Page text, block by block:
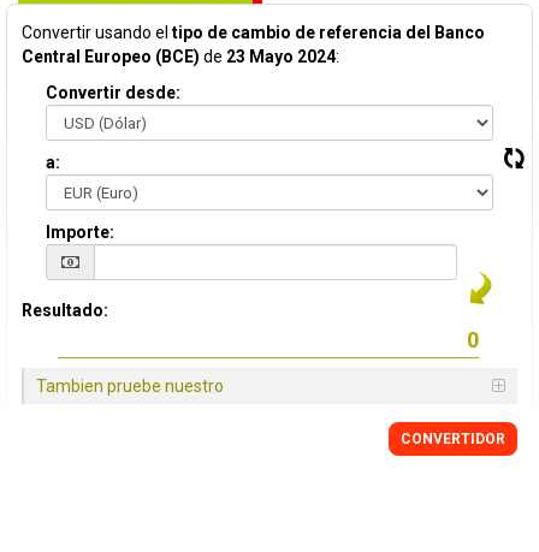
Convertir usando el tipo de cambio de referencia del Banco
Central Europeo (BCE) de 23 Mayo 2024:
Convertir desde:
a:
Importe:
Resultado:
Tambien pruebe nuestro
CONVERTIDOR